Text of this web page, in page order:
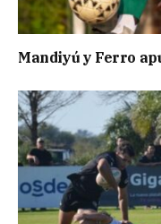
Mandiyú y Ferro